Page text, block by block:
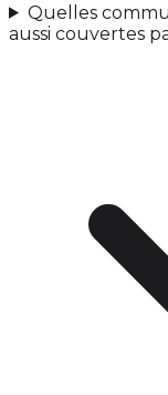
Quelles
aussi couvertes